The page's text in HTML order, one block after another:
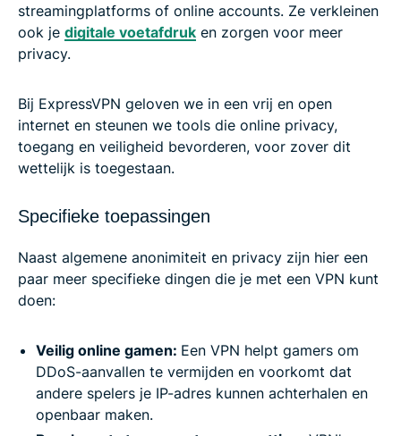
streamingplatforms of online accounts. Ze verkleinen
ook je digitale voetafdruk en zorgen voor meer
privacy.
Bij ExpressVPN geloven we in een vrij en open
internet en steunen we tools die online privacy,
toegang en veiligheid bevorderen, voor zover dit
wettelijk is toegestaan.
Specifieke toepassingen
Naast algemene anonimiteit en privacy zijn hier een
paar meer specifieke dingen die je met een VPN kunt
doen:
Veilig online gamen: Een VPN helpt gamers om
DDoS-aanvallen te vermijden en voorkomt dat
andere spelers je IP-adres kunnen achterhalen en
openbaar maken.